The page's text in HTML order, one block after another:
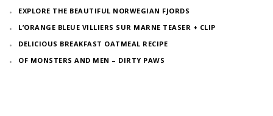
EXPLORE THE BEAUTIFUL NORWEGIAN FJORDS
L’ORANGE BLEUE VILLIERS SUR MARNE TEASER + CLIP
DELICIOUS BREAKFAST OATMEAL RECIPE
OF MONSTERS AND MEN – DIRTY PAWS